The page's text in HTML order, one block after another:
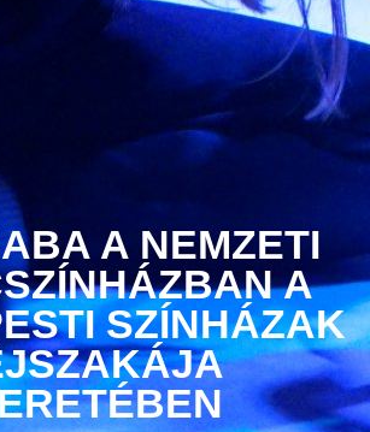
A NEMZETI
A
SZÍNHÁZAK